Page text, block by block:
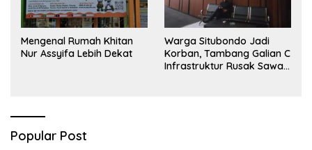
Mengenal Rumah Khitan
Nur Assyifa Lebih Dekat
Warga Situbondo Jadi
Korban, Tambang Galian C
Infrastruktur Rusak Sawah
Popular Post